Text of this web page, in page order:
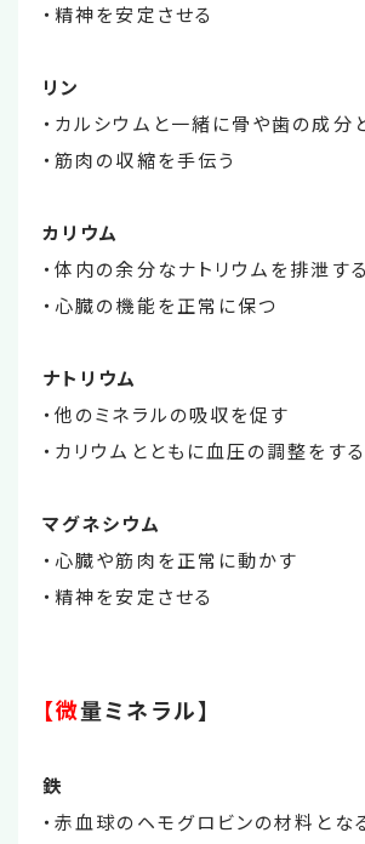
・精神を安定させる
リン
・カルシウムと一緒に骨や歯の成分
・筋肉の収縮を手伝う
カリウム
・体内の余分なナトリウムを排泄する
・心臓の機能を正常に保つ
ナトリウム
・他のミネラルの吸収を促す
・カリウムとともに血圧の調整をする
マグネシウム
・心臓や筋肉を正常に動かす
・精神を安定させる
【微量ミネラル】
鉄
・赤血球のヘモグロビンの材料とな